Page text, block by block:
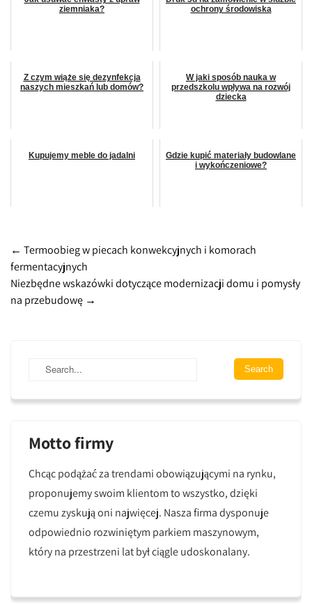
ziemniaka?
ochrony środowiska
Z czym wiąże się dezynfekcja
naszych mieszkań lub domów?
W jaki sposób nauka w
przedszkolu wpływa na rozwój
dziecka
Kupujemy meble do jadalni
Gdzie kupić materiały budowlane
i wykończeniowe?
Post
navigation
← Termoobieg w piecach konwekcyjnych i komorach
fermentacyjnych
Niezbędne wskazówki dotyczące modernizacji domu i pomysły
na przebudowę →
Motto firmy
Chcąc podążać za trendami obowiązującymi na rynku,
proponujemy swoim klientom to wszystko, dzięki
czemu zyskują oni najwięcej. Nasza firma dysponuje
odpowiednio rozwiniętym parkiem maszynowym,
który na przestrzeni lat był ciągle udoskonalany.